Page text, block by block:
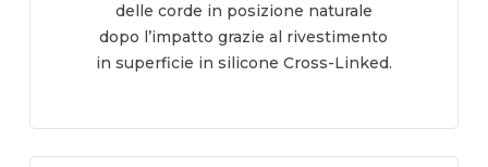
delle corde in posizione naturale
dopo l’impatto grazie al rivestimento
in superficie in silicone Cross-Linked.